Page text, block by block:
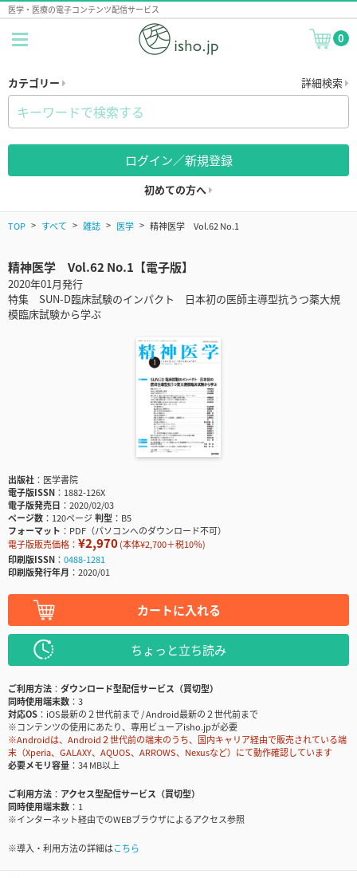
医学・医療の電子コンテンツ配信サービス
0
カテゴリー 詳細検索
ログイン／新規登録
初めての方へ
TOP すべて 雑誌 医学 精神医学 Vol.62 No.1
精神医学 Vol.62 No.1【電子版】
2020年01月発行
特集 SUN-D臨床試験のインパクト 日本初の医師主導型抗うつ薬大規
模臨床試験から学ぶ
出版社
医学書院
電子版ISSN
1882-126X
電子版発売日
2020/02/03
ページ数
120ページ判型
B5
フォーマット
PDF（パソコンへのダウンロード不可）
電子版販売価格： ¥2,970(本体¥2,700＋税10％)
印刷版ISSN
0488-1281
印刷版発行年月
2020/01
カートに入れる
ちょっと立ち読み
ご利用方法
ダウンロード型配信サービス（買切型）
同時使用端末数
3
対応OS
iOS最新の２世代前まで / Android最新の２世代前まで
※コンテンツの使用にあたり、専用ビューアisho.jpが必要
※Androidは、Android２世代前の端末のうち、国内キャリア経由で販売されている端
末（Xperia、GALAXY、AQUOS、ARROWS、Nexusなど）にて動作確認しています
必要メモリ容量
34 MB以上
ご利用方法
アクセス型配信サービス（買切型）
同時使用端末数
1
※インターネット経由でのWEBブラウザによるアクセス参照
※導入・利用方法の詳細はこちら